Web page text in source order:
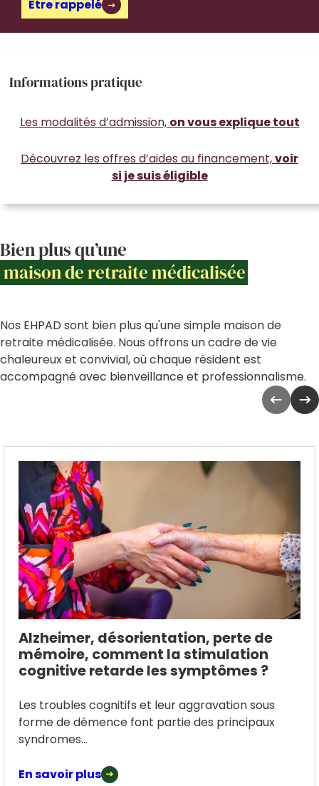
Être rappelé
Informations pratique
Les modalités d’admission, on vous explique tout
Découvrez les offres d’aides au financement,voir
si je suis éligible
Bien plus qu’une
maison de retraite médicalisée
Nos EHPAD sont bien plus qu'une simple maison de
retraite médicalisée. Nous offrons un cadre de vie
chaleureux et convivial, où chaque résident est
accompagné avec bienveillance et professionnalisme.
Alzheimer, désorientation, perte de
mémoire, comment la stimulation
cognitive retarde les symptômes ?
Les troubles cognitifs et leur aggravation sous
forme de démence font partie des principaux
syndromes...
En savoir plus